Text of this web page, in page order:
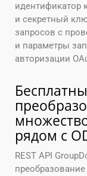
идентификатор
и секретный
запросов с
и параметры
авторизации
рядом с
REST API